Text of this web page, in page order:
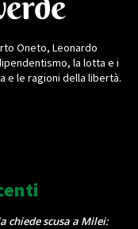
Oneto, Leonardo
la lotta e i
e le ragioni della libertà.
chiede scusa a Milei: